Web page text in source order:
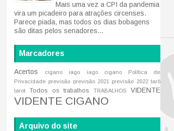
Mais uma vez a CPI da pandemia
vira um picadeiro para atrações circenses.
Parece piada, mas todos os dias bobagens
são ditas pelos senadores...
Marcadores
Acertos cigano iago iago cigano
Política de
Privacidade previsão previsão 2021 previsão 2022 tarô
tarot
Todos os trabalhos TRABALHOS VIDENTE
VIDENTE CIGANO
Arquivo do site